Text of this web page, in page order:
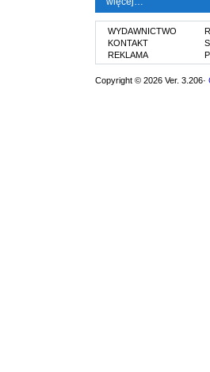
WYDAWNICTWO
KONTAKT
REKLAMA
Copyright © 2026 Ver. 3.206·